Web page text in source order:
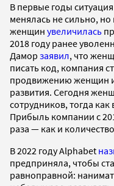
В первые годы
менялась не сильно, но
женщин увеличилась
2018 году ранее
Дамор заявил, что
писать код, компания
продвижению женщин
развития. Сегодня
сотрудников, тогда
Прибыль компании с
раза — как и
В 2022 году Alphabet
предприняла, чтобы
равноправной: